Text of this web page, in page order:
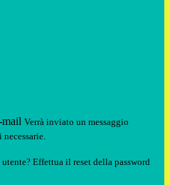
Verrà inviato un messaggio
Effettua il reset della password